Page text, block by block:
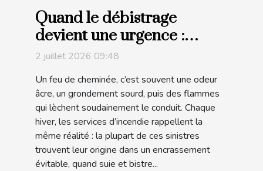
Quand le débistrage
devient une urgence :
histoires vraies d’incidents
évités
2 juillet 2026 09:48
Un feu de cheminée, c’est souvent une odeur
âcre, un grondement sourd, puis des flammes
qui lèchent soudainement le conduit. Chaque
hiver, les services d’incendie rappellent la
même réalité : la plupart de ces sinistres
trouvent leur origine dans un encrassement
évitable, quand suie et bistre...